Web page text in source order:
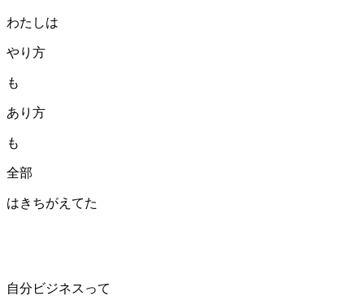
わたしは
やり方
も
あり方
も
全部
はきちがえてた
自分ビジネスって